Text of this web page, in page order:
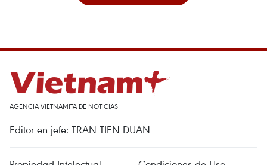
AGENCIA VIETNAMITA DE NOTICIAS
Editor en jefe: TRAN TIEN DUAN